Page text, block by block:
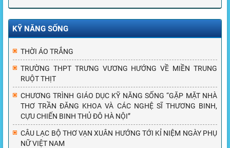
KỸ NĂNG SỐNG
THỜI ÁO TRẮNG
TRƯỜNG THPT TRƯNG VƯƠNG HƯỚNG VỀ MIỀN TRUNG
RUỘT THỊT
CHƯƠNG TRÌNH GIÁO DỤC KỸ NĂNG SỐNG “GẶP MẶT NHÀ
THƠ TRẦN ĐĂNG KHOA VÀ CÁC NGHỆ SĨ THƯƠNG BINH,
CỰU CHIẾN BINH THỦ ĐÔ HÀ NỘI”
CÂU LẠC BỘ THƠ VẠN XUÂN HƯỚNG TỚI KỈ NIỆM NGÀY PHỤ
NỮ VIỆT NAM